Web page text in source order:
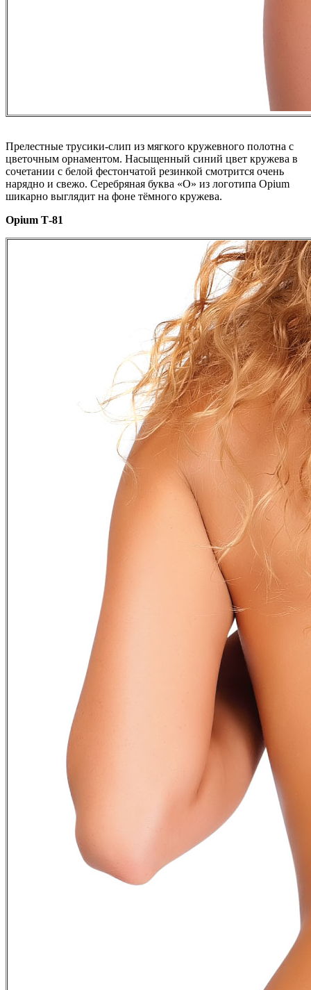
Прелестные трусики-слип из мягкого кружевного полотна с
цветочным орнаментом. Насыщенный синий цвет кружева в
сочетании с белой фестончатой резинкой смотрится очень
нарядно и свежо. Серебряная буква «O» из логотипа Opium
шикарно выглядит на фоне тёмного кружева.
Opium Т-81